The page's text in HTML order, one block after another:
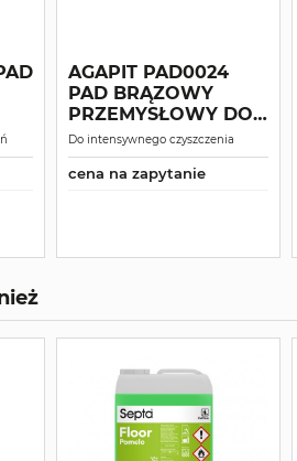
AGAPIT PAD0024
PAD BRĄZOWY
PRZEMYSŁOWY DO
AGAPIT IMPULS 39-23
Do intensywnego czyszczenia
cena na zapytanie